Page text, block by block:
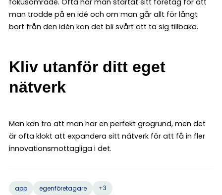
man trodde på en idé och om man går allt för långt
bort från den idén kan det bli svårt att ta sig tillbaka.
Kliv utanför ditt eget
nätverk
Man kan tro att man har en perfekt grogrund, men det
är ofta klokt att expandera sitt nätverk för att få in fler
innovationsmottagliga i det.
app egenföretagare
+3